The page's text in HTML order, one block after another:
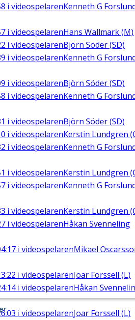
i videospelarenKenneth G
i videospelarenHans Wallmark (M)
i videospelarenBjörn Söder (SD)
i videospelarenKenneth G
i videospelarenBjörn Söder (SD)
i videospelarenKenneth G
i videospelarenBjörn Söder (SD)
i videospelarenKerstin Lundgren
i videospelarenKenneth G
i videospelarenKerstin Lundgren
i videospelarenKenneth G
i videospelarenKerstin Lundgren
i videospelarenHåkan Svenneling
i videospelarenMikael
i videospelarenJoar Forssell (L)
i videospelarenHåkan
i videospelarenJoar Forssell (L)